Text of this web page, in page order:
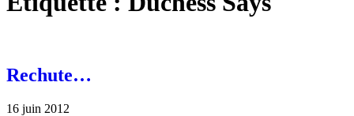
Rechute…
16 juin 2012